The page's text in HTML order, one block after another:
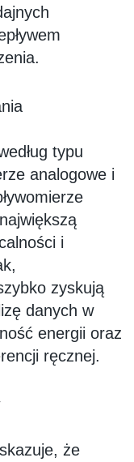
typu
analogowe i
i
zyskują
danych w
energii oraz
ręcznej.
że